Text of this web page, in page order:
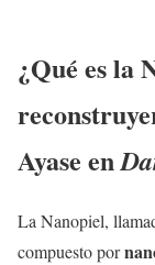
¿Qué es la
Ayase en
La Nanopiel,
compuesto por